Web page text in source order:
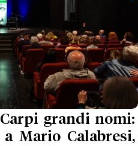
grandi nomi:
Mario Calabresi,